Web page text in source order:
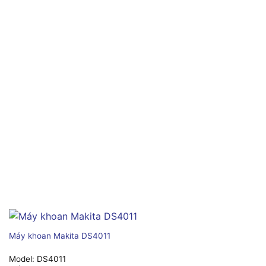
Máy khoan Makita DS4011
Model: DS4011